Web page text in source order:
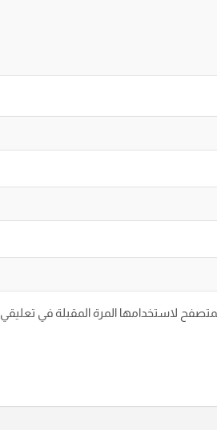
لاستخدامها المرة المقبلة في تعليقي.